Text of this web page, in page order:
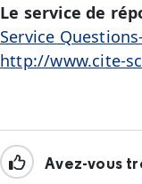
Le service de
Service
http://www.cite-
Avez-vous